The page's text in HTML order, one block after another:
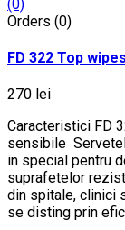
(0)
Orders (0)
FD 322 Top wipes
270 lei
Caracteristici FD
sensibile
in special pentru
suprafetelor
din spitale, clinici
se disting prin